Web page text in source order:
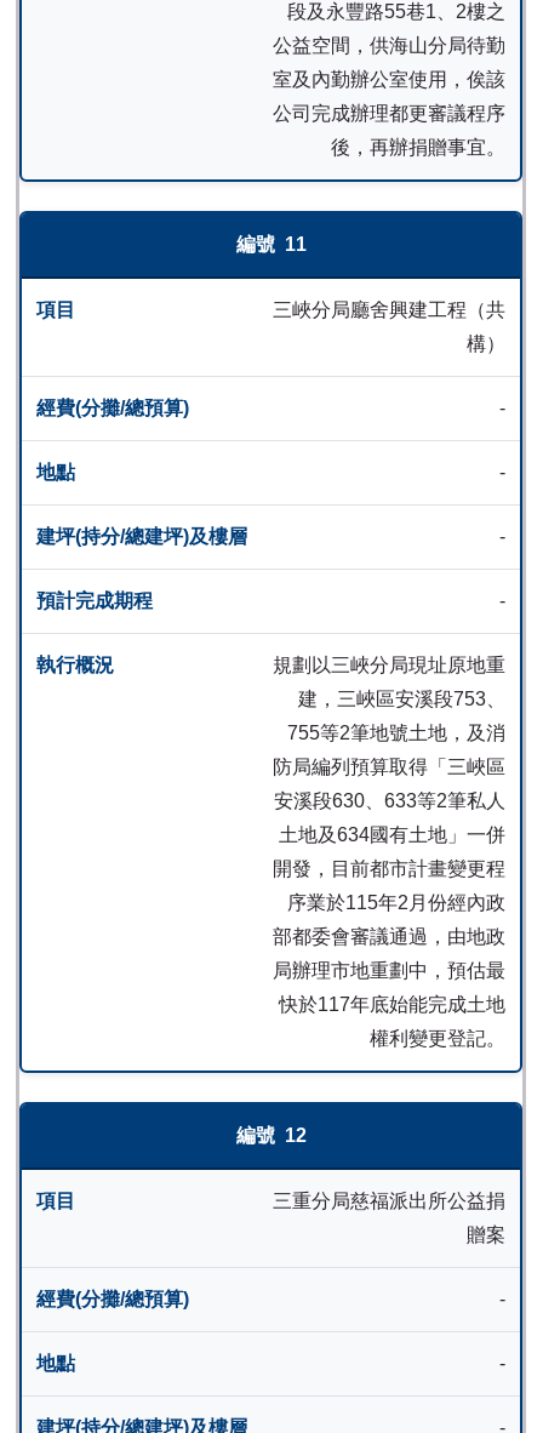
段及永豐路55巷1、2樓之
公益空間，供海山分局待勤
室及內勤辦公室使用，俟該
公司完成辦理都更審議程序
後，再辦捐贈事宜。
11
三峽分局廳舍興建工程（共
構）
-
-
-
-
規劃以三峽分局現址原地重
建，三峽區安溪段753、
755等2筆地號土地，及消
防局編列預算取得「三峽區
安溪段630、633等2筆私人
土地及634國有土地」一併
開發，目前都市計畫變更程
序業於115年2月份經內政
部都委會審議通過，由地政
局辦理市地重劃中，預估最
快於117年底始能完成土地
權利變更登記。
12
三重分局慈福派出所公益捐
贈案
-
-
-